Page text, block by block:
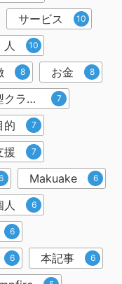
サービス 10
人 10
8 お金 8
融資型クラウドファンディング 7
的 7
援 7
Makuake 6
人 6
6
6 本記事 6